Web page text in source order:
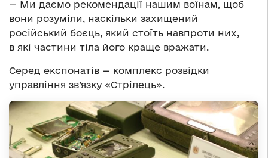
— Ми даємо рекомендації нашим воїнам, щоб
вони розуміли, наскільки захищений
російський боєць, який стоїть навпроти них,
в які частини тіла його краще вражати.
Серед експонатів — комплекс розвідки
управління зв’язку «Стрілець».